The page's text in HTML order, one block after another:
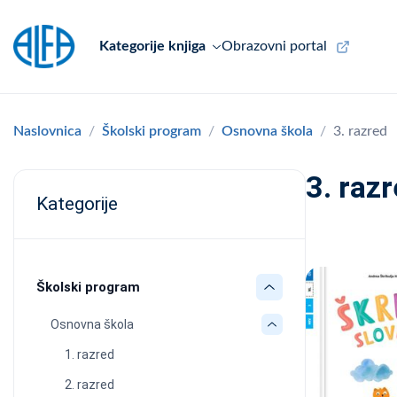
Kategorije knjiga Obrazovni portal
Naslovnica Školski program Osnovna škola 3. razred
Kategorije
Školski program
Osnovna škola
1. razred
2. razred
3.